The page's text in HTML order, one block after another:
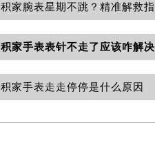
积家手表表针不走了应该咋解决
积家手表走走停停是什么原因